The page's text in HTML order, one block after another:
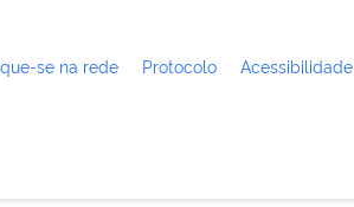
se na rede Protocolo Acessibilidade